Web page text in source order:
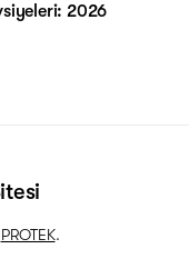
2026
PROTEK.